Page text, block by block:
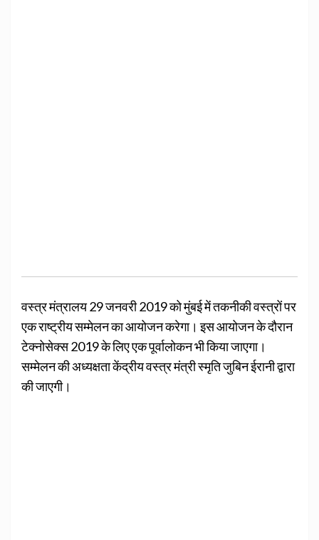
वस्त्र मंत्रालय 29 जनवरी 2019 को मुंबई में तकनीकी वस्त्रों पर
एक राष्ट्रीय सम्मेलन का आयोजन करेगा। इस आयोजन के दौरान
टेक्नोसेक्स 2019 के लिए एक पूर्वालोकन भी किया जाएगा।
सम्मेलन की अध्यक्षता केंद्रीय वस्त्र मंत्री स्मृति जुबिन ईरानी द्वारा
की जाएगी।